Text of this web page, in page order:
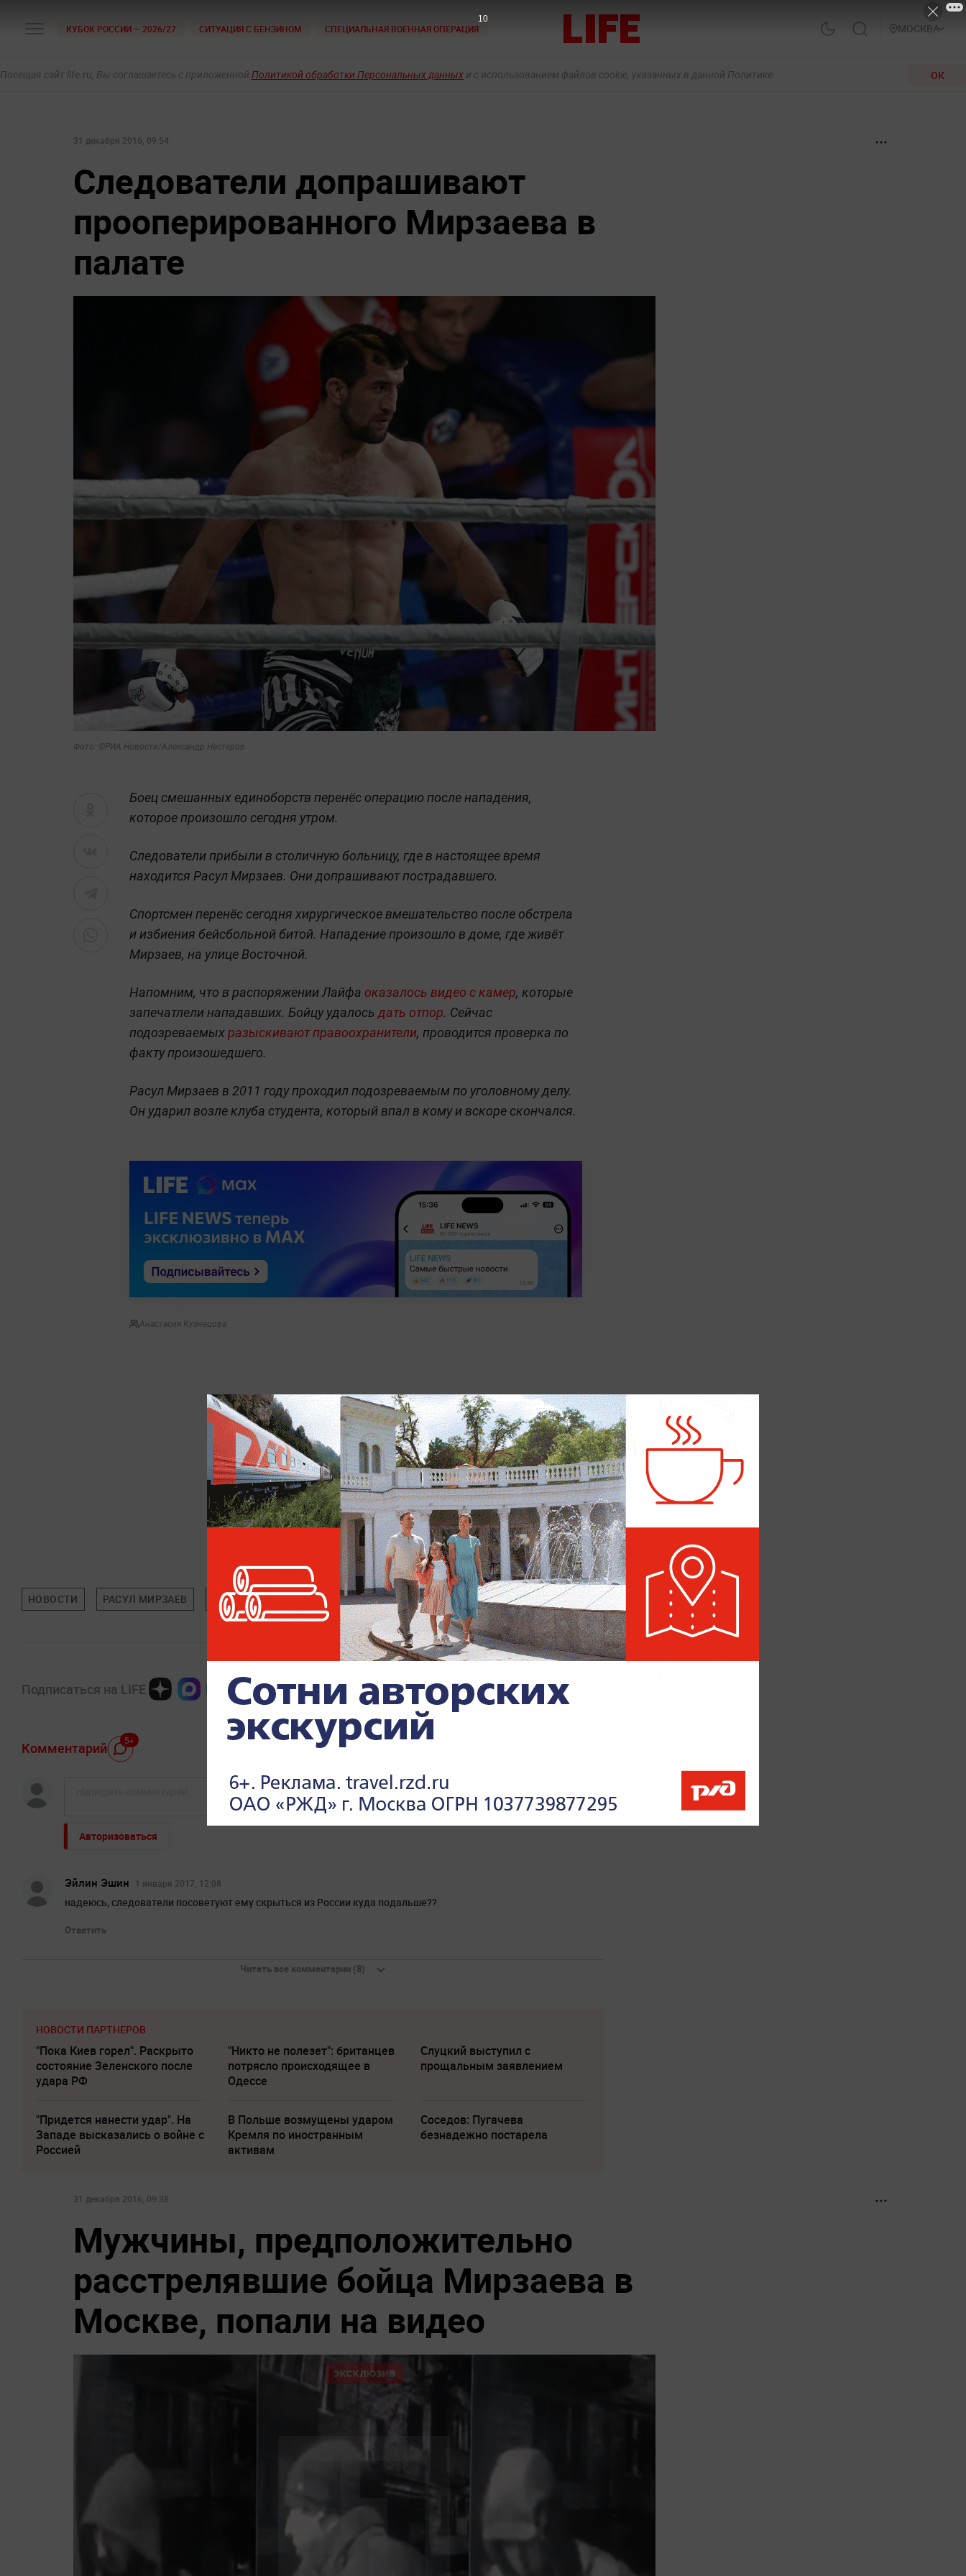
КУБОК РОССИИ — 2026/27 СИТУАЦИЯ С БЕНЗИНОМ СПЕЦИАЛЬНАЯ ВОЕННАЯ ОПЕРАЦИЯ МОСКВА
Посещая сайт life.ru, Вы соглашаетесь с приложенной Политикой обработки Персональных данных и с использованием файлов cookie, указанных в данной Политике. ОК
31 декабря 2016, 09:54
Следователи допрашивают
прооперированного Мирзаева в
палате
Фото: ©РИА Новости/Александр Нестеров
Боец смешанных единоборств перенёс операцию после нападения,
которое произошло сегодня утром.
Следователи прибыли в столичную больницу, где в настоящее время
находится Расул Мирзаев. Они допрашивают пострадавшего.
Спортсмен перенёс сегодня хирургическое вмешательство после обстрела
и избиения бейсбольной битой. Нападение произошло в доме, где живёт
Мирзаев, на улице Восточной.
Напомним, что в распоряжении Лайфа оказалось видео с камер, которые
запечатлели нападавших. Бойцуудалосьдать отпор. Сейчас
подозреваемыхразыскивают правоохранители, проводится проверка по
факту произошедшего.
Расул Мирзаев в 2011 году проходил подозреваемым по уголовному делу.
Он ударил возле клуба студента, который впал в кому и вскоре скончался.
Анастасия Кузнецова
НОВОСТИ РАСУЛ МИРЗАЕВ ПРОИСШЕСТВИЯ МОСКВА
Подписаться на LIFE
Комментарий 5+
Авторизоваться
Эйлин Эшин 1 января 2017, 12:08
надеюсь, следователи посоветуют ему скрыться из России куда подальше??
Ответить
Читать все комментарии (8)
НОВОСТИ ПАРТНЕРОВ
"Пока Киев горел". Раскрыто
состояние Зеленского после
удара РФ
"Никто не полезет": британцев
потрясло происходящее в
Одессе
Слуцкий выступил с
прощальным заявлением
"Придется нанести удар". На
Западе высказались о войне с
Россией
В Польше возмущены ударом
Кремля по иностранным
активам
Соседов: Пугачева
безнадежно постарела
31 декабря 2016, 09:38
Мужчины, предположительно
расстрелявшие бойца Мирзаева в
Москве, попали на видео
8